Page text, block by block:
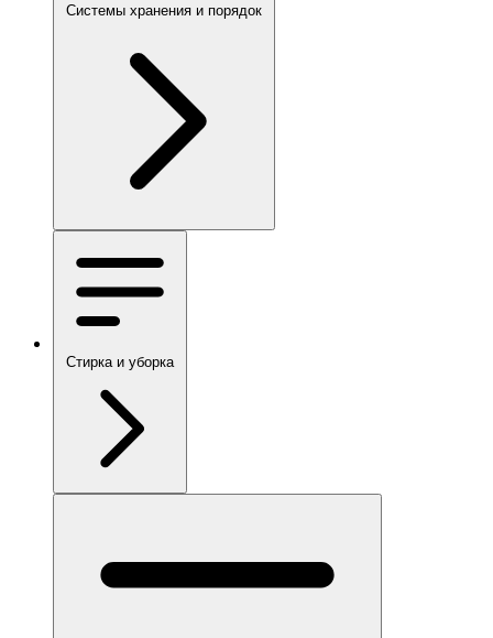
Системы хранения и порядок
Стирка и уборка